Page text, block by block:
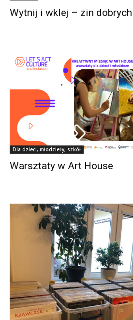
Wytnij i wklej – zin
Dla dzieci, młodzieży, szkół
Warsztaty w Art House